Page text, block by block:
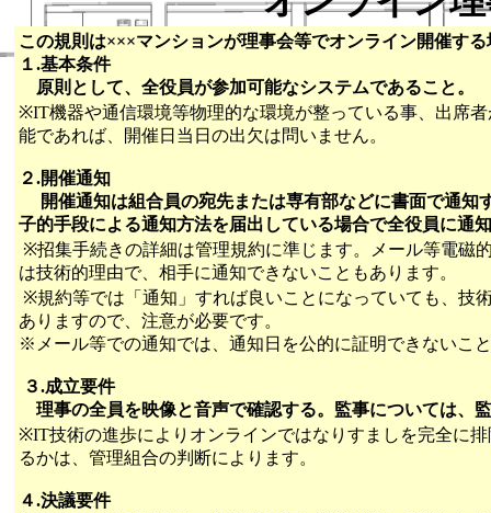
この規則は×××マンションが理事会等でオンライン開催す
１.基本条件
原則として、全役員が参加可能なシステムであること。
※IT機器や通信環境等物理的な環境が整っている事、出席
能であれば、開催日当日の出欠は問いません。
２.開催通知
開催通知は組合員の宛先または専有部などに書面で通知
子的手段による通知方法を届出している場合で全役員に通
※招集手続きの詳細は管理規約に準じます。メール等電磁
は技術的理由で、相手に通知できないこともあります。
※規約等では「通知」すれば良いことになっていても、技
ありますので、注意が必要です。
※メール等での通知では、通知日を公的に証明できないこ
３.成立要件
理事の全員を映像と音声で確認する。監事については、
※IT技術の進歩によりオンラインではなりすましを完全に
るかは、管理組合の判断によります。
４.決議要件